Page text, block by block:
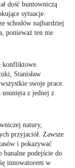
dość buntowniczą
sytuacje.
schodów najbardziej
ponieważ ten nie
konfliktowe.
Stanisław
swoje prace.
usunięta z jednej z
natury,
przyjaciół. Zawsze
i pokazywać
podejście do
innowatorem w